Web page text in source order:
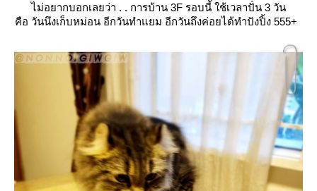
ไม่อยากบอกเลยว่า . . การบ้าน 3F รอบนี้ ใช้เวลาปั่น 3 วัน
คือ วันนึงเก็บหม่อน อีกวันทำแยม อีกวันถึงค่อยได้ทำปังปิ้ง 555+